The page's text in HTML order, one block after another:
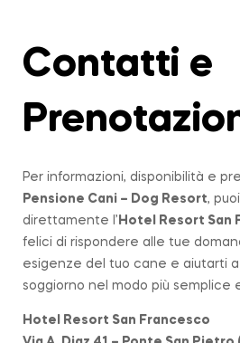
Contatti e
Per informazioni, disponibilità e
Pensione Cani – Dog Resort,
direttamente l’ Hotel Resort San
felici di rispondere alle tue
esigenze del tuo cane e aiutarti a
soggiorno nel modo più semplice
Hotel Resort San Francesco